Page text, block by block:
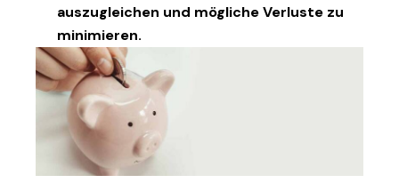
auszugleichen und mögliche Verluste zu
minimieren.